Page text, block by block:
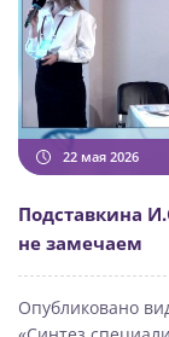
22 мая 2026
Подставкина
не замечаем
Опубликовано